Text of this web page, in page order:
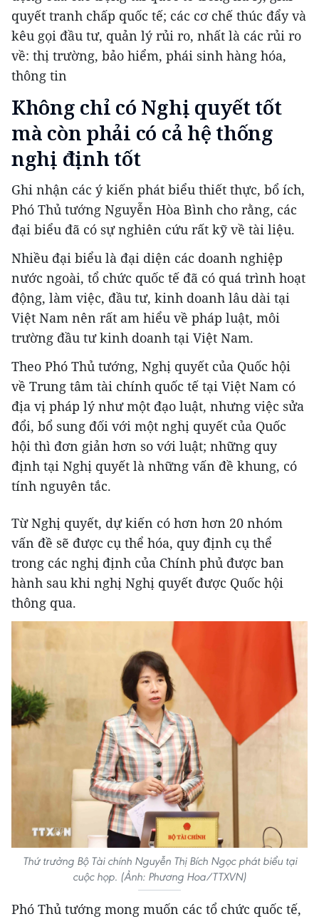
quyết tranh chấp quốc tế; các cơ chế thúc đẩy và
kêu gọi đầu tư, quản lý rủi ro, nhất là các rủi ro
về: thị trường, bảo hiểm, phái sinh hàng hóa,
thông tin
Không chỉ có Nghị quyết tốt
mà còn phải có cả hệ thống
nghị định tốt
Ghi nhận các ý kiến phát biểu thiết thực, bổ ích,
Phó Thủ tướng Nguyễn Hòa Bình cho rằng, các
đại biểu đã có sự nghiên cứu rất kỹ về tài liệu.
Nhiều đại biểu là đại diện các doanh nghiệp
nước ngoài, tổ chức quốc tế đã có quá trình hoạt
động, làm việc, đầu tư, kinh doanh lâu dài tại
Việt Nam nên rất am hiểu về pháp luật, môi
trường đầu tư kinh doanh tại Việt Nam.
Theo Phó Thủ tướng, Nghị quyết của Quốc hội
về Trung tâm tài chính quốc tế tại Việt Nam có
địa vị pháp lý như một đạo luật, nhưng việc sửa
đổi, bổ sung đối với một nghị quyết của Quốc
hội thì đơn giản hơn so với luật; những quy
định tại Nghị quyết là những vấn đề khung, có
tính nguyên tắc.
Từ Nghị quyết, dự kiến có hơn hơn 20 nhóm
vấn đề sẽ được cụ thể hóa, quy định cụ thể
trong các nghị định của Chính phủ được ban
hành sau khi nghị Nghị quyết được Quốc hội
thông qua.
Thứ trưởng Bộ Tài chính Nguyễn Thị Bích Ngọc phát biểu tại
cuộc họp. (Ảnh: Phương Hoa/TTXVN)
Phó Thủ tướng mong muốn các tổ chức quốc tế,